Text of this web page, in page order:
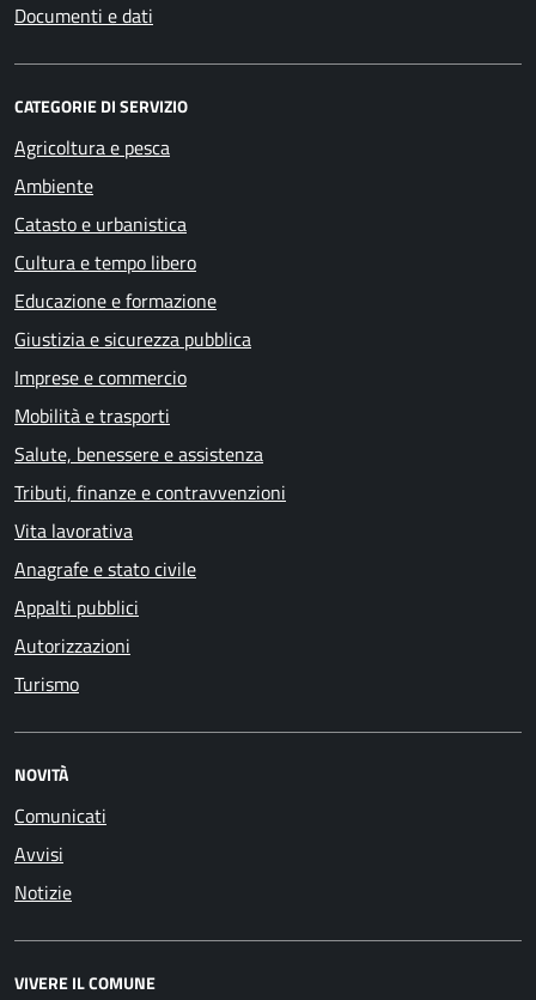
Documenti e dati
CATEGORIE DI SERVIZIO
Agricoltura e pesca
Ambiente
Catasto e urbanistica
Cultura e tempo libero
Educazione e formazione
Giustizia e sicurezza pubblica
Imprese e commercio
Mobilità e trasporti
Salute, benessere e assistenza
Tributi, finanze e contravvenzioni
Vita lavorativa
Anagrafe e stato civile
Appalti pubblici
Autorizzazioni
Turismo
NOVITÀ
Comunicati
Avvisi
Notizie
VIVERE IL COMUNE